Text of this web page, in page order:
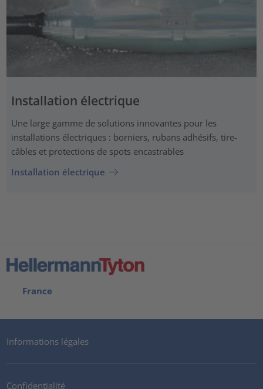
Installation électrique
Une large gamme de solutions innovantes pour les
installations électriques : borniers, rubans adhésifs, tire-
câbles et protections de spots encastrables
Installation électrique
France
Informations légales
Confidentialité